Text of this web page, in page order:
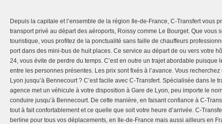
Depuis la capitale et l’ensemble de la région Ile-de-France, C-Transfert vous
transport privé au départ des aéroports, Roissy comme Le Bourget. Que vous
touristique, vous profitez de la ponctualité sans faille de chauffeurs
port dans des mini-bus de huit places. Ce service au départ de ou vers votre
24, vous évite de perdre du temps. C’est en outre un trajet abordable puisque
entre les personnes présentes. Les prix sont fixés à l’avance. Vous
Lyon jusqu’à Bennecourt ? C’est facile avec C-Transfert. Spécialisée dans le
agence met un véhicule à votre disposition à Gare de Lyon, peu importe le
conduire jusqu’à Bennecourt. De cette manière, en faisant confiance à C-
tout à fait confortablement et ce quelle que soit votre heure d’arrivée. C-
berline pour tous vos déplacements, en Ile-de-France mais aussi ailleurs en